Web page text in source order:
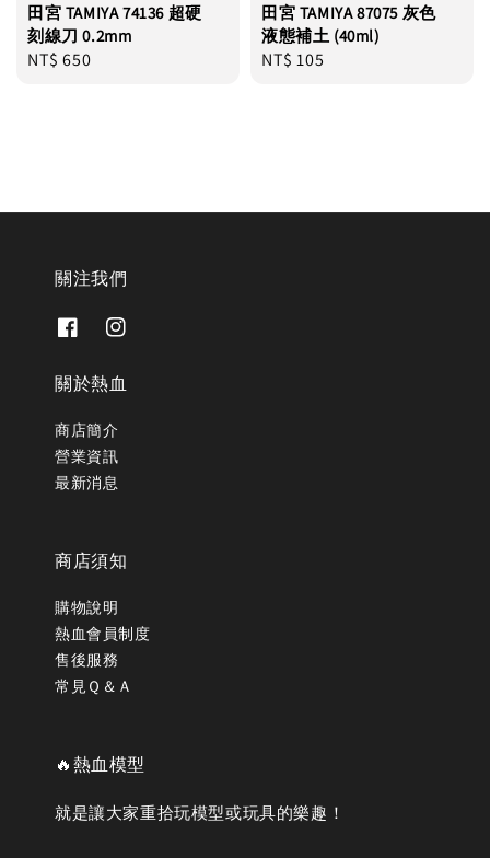
田宮 TAMIYA 74136 超硬
刻線刀 0.2mm
Regular
NT$ 650
田宮 TAMIYA 87075 灰色
液態補土 (40ml)
Regular
NT$ 105
關注我們
關於熱血
商店簡介
營業資訊
最新消息
商店須知
購物說明
熱血會員制度
售後服務
常見Ｑ＆Ａ
🔥熱血模型
就是讓大家重拾玩模型或玩具的樂趣！